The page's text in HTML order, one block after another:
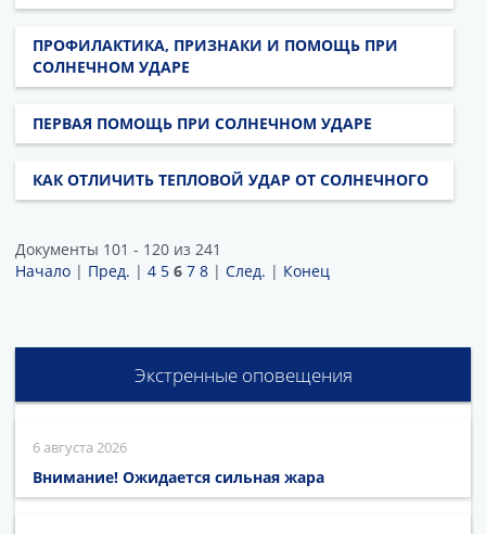
ПРОФИЛАКТИКА, ПРИЗНАКИ И ПОМОЩЬ ПРИ
СОЛНЕЧНОМ УДАРЕ
ПЕРВАЯ ПОМОЩЬ ПРИ СОЛНЕЧНОМ УДАРЕ
КАК ОТЛИЧИТЬ ТЕПЛОВОЙ УДАР ОТ СОЛНЕЧНОГО
Документы 101 - 120 из 241
Начало | Пред. | 4 5 6 7 8 | След. | Конец
Экстренные оповещения
6 августа 2026
Внимание! Ожидается сильная жара